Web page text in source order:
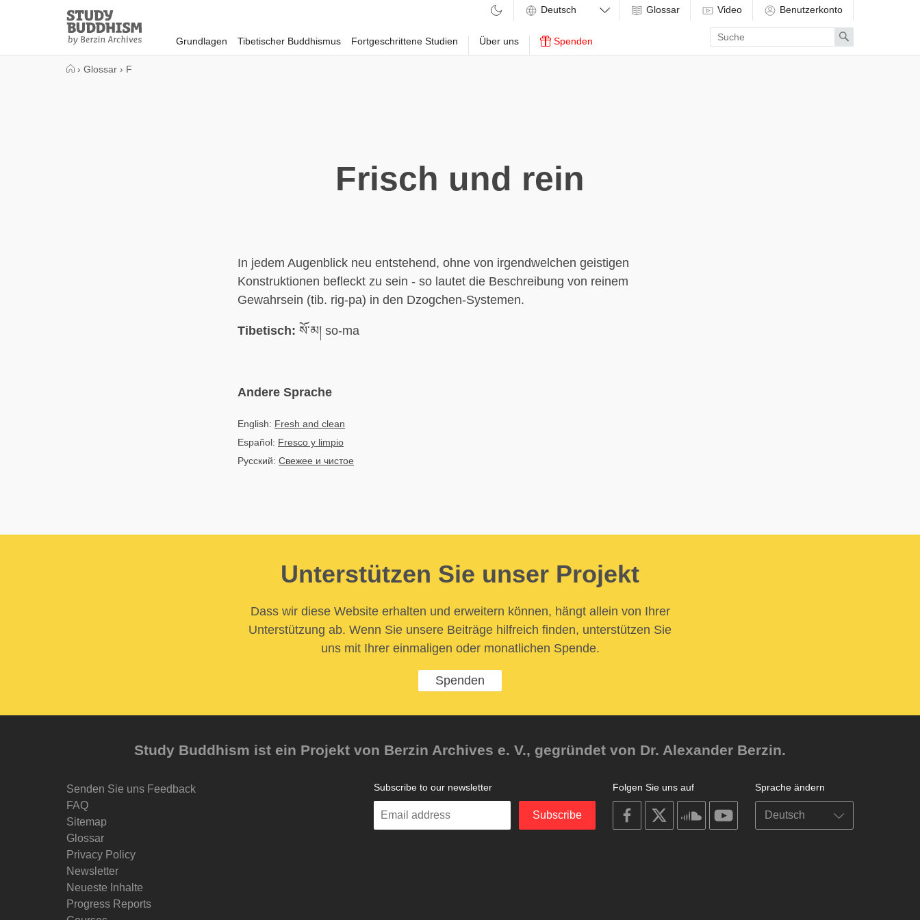
Study
Buddhism
Home
Grundlagen Tibetischer Buddhismus Fortgeschrittene Studien Über uns Spenden
Glossar Video Benutzerkonto
Enter
search
term
Search
› Glossar › F
Frisch und rein
In jedem Augenblick neu entstehend, ohne von irgendwelchen geistigen
Konstruktionen befleckt zu sein - so lautet die Beschreibung von reinem
Gewahrsein (tib. rig-pa) in den Dzogchen-Systemen.
Tibetisch: སོ་མ། so-ma
Andere Sprache
English: Fresh and clean
Español: Fresco y limpio
Русский: Свежее и чистое
Unterstützen Sie unser Projekt
Dass wir diese Website erhalten und erweitern können, hängt allein von Ihrer
Unterstützung ab. Wenn Sie unsere Beiträge hilfreich finden, unterstützen Sie
uns mit Ihrer einmaligen oder monatlichen Spende.
Spenden
Study Buddhism ist ein Projekt von Berzin Archives e. V., gegründet von Dr. Alexander Berzin.
Senden Sie uns Feedback
FAQ
Sitemap
Glossar
Privacy Policy
Newsletter
Neueste Inhalte
Progress Reports
Sprache ändern
Folgen Sie uns auf
on
facebook
on
on
soundcloudyoutube
Subscribe to our newsletter
Enter
Subscribe